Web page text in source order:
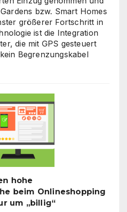
bzw. Smart Homes
größerer Fortschritt in
ist die Integration
die mit GPS gesteuert
Begrenzungskabel
hohe
beim Onlineshopping
um „billig“